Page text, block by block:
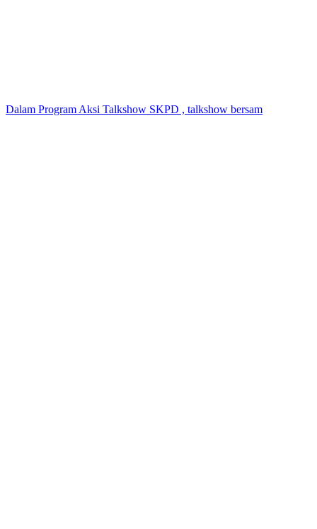
Dalam Program Aksi Talkshow SKPD , talkshow bersam